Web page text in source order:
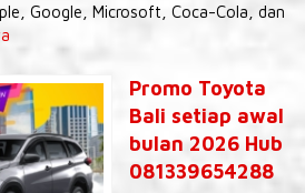
Google, Microsoft, Coca-Cola, dan
Promo Toyota
Bali setiap awal
bulan 2026 Hub
081339654288